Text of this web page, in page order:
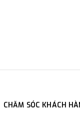
CHĂM SÓC KHÁCH